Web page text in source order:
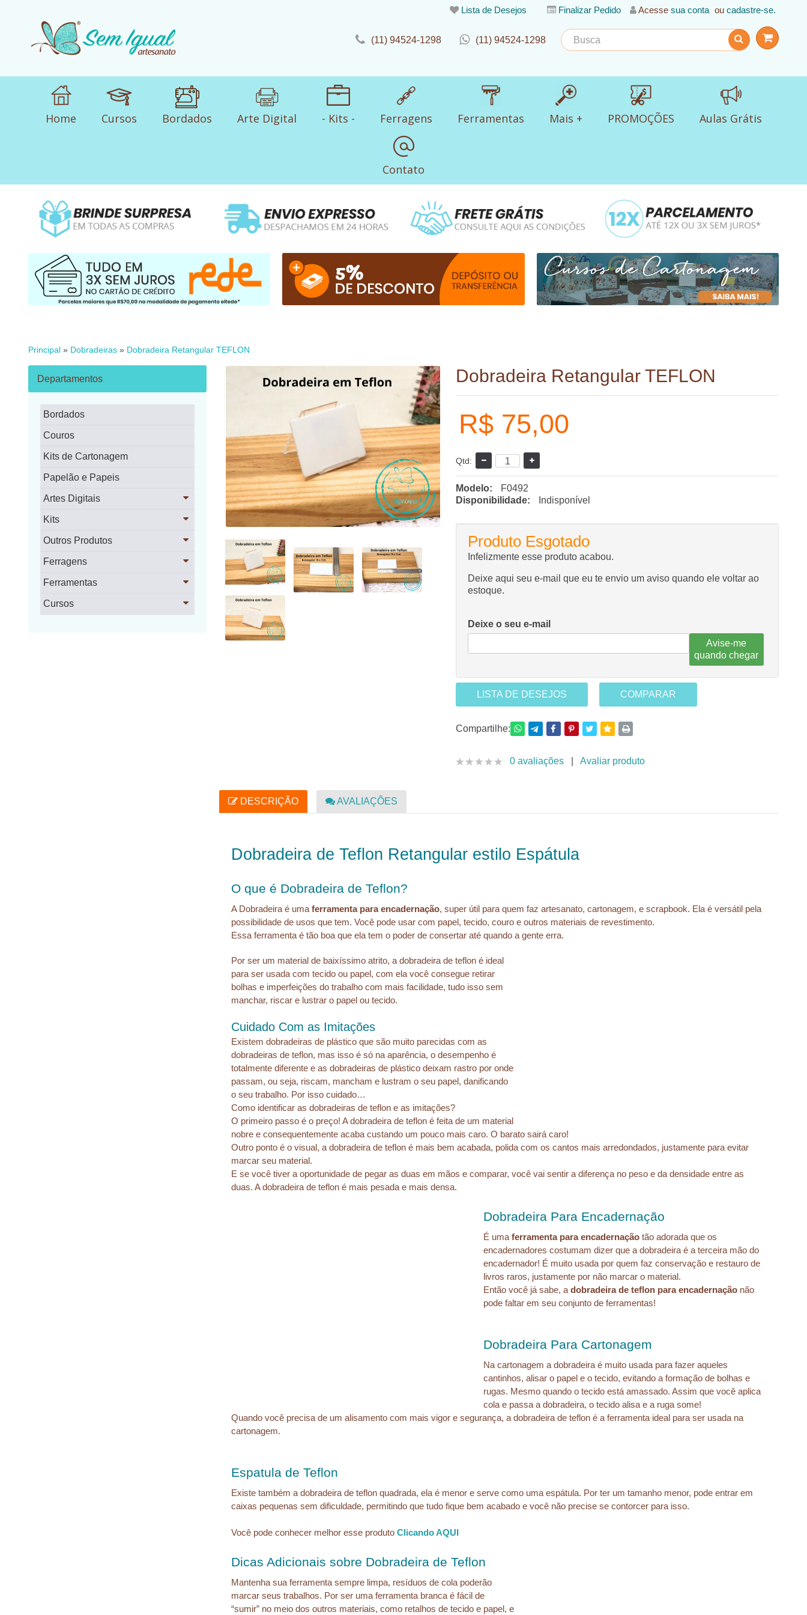
Lista de Desejos Finalizar Pedido Acesse sua conta ou cadastre-se.
(11) 94524-1298 (11) 94524-1298
Home Cursos Bordados Arte Digital - Kits - Ferragens Ferramentas Mais + PROMOÇÕES Aulas Grátis
Contato
Principal » Dobradeiras » Dobradeira Retangular TEFLON
Departamentos
Bordados
Couros
Kits de Cartonagem
Papelão e Papeis
Artes Digitais
Kits
Outros Produtos
Ferragens
Ferramentas
Cursos
Dobradeira Retangular TEFLON
R$ 75,00
Qtd:
Modelo:
F0492
Disponibilidade:
Indisponível
Produto Esgotado
Infelizmente esse produto acabou.
Deixe aqui seu e-mail que eu te envio um aviso quando ele voltar ao
estoque.
Deixe o seu e-mail
Avise-me
quando chegar
LISTA DE DESEJOS COMPARAR
Compartilhe:
0 avaliações |Avaliar produto
DESCRIÇÃO AVALIAÇÕES
Dobradeira de Teflon Retangular estilo Espátula
O que é Dobradeira de Teflon?
A Dobradeira é uma ferramenta para encadernação, super útil para quem faz artesanato, cartonagem, e scrapbook. Ela é versátil pela
possibilidade de usos que tem. Você pode usar com papel, tecido, couro e outros materiais de revestimento.
Essa ferramenta é tão boa que ela tem o poder de consertar até quando a gente erra.
Por ser um material de baixíssimo atrito, a dobradeira de teflon é ideal
para ser usada com tecido ou papel, com ela você consegue retirar
bolhas e imperfeições do trabalho com mais facilidade, tudo isso sem
manchar, riscar e lustrar o papel ou tecido.
Cuidado Com as Imitações
Existem dobradeiras de plástico que são muito parecidas com as
dobradeiras de teflon, mas isso é só na aparência, o desempenho é
totalmente diferente e as dobradeiras de plástico deixam rastro por onde
passam, ou seja, riscam, mancham e lustram o seu papel, danificando
o seu trabalho. Por isso cuidado…
Como identificar as dobradeiras de teflon e as imitações?
O primeiro passo é o preço! A dobradeira de teflon é feita de um material
nobre e consequentemente acaba custando um pouco mais caro. O barato sairá caro!
Outro ponto é o visual, a dobradeira de teflon é mais bem acabada, polida com os cantos mais arredondados, justamente para evitar
marcar seu material.
E se você tiver a oportunidade de pegar as duas em mãos e comparar, você vai sentir a diferença no peso e da densidade entre as
duas. A dobradeira de teflon é mais pesada e mais densa.
Dobradeira Para Encadernação
É uma ferramenta para encadernação tão adorada que os
encadernadores costumam dizer que a dobradeira é a terceira mão do
encadernador! É muito usada por quem faz conservação e restauro de
livros raros, justamente por não marcar o material.
Então você já sabe, a dobradeira de teflon para encadernação não
pode faltar em seu conjunto de ferramentas!
Dobradeira Para Cartonagem
Na cartonagem a dobradeira é muito usada para fazer aqueles
cantinhos, alisar o papel e o tecido, evitando a formação de bolhas e
rugas. Mesmo quando o tecido está amassado. Assim que você aplica
cola e passa a dobradeira, o tecido alisa e a ruga some!
Quando você precisa de um alisamento com mais vigor e segurança, a dobradeira de teflon é a ferramenta ideal para ser usada na
cartonagem.
Espatula de Teflon
Existe também a dobradeira de teflon quadrada, ela é menor e serve como uma espátula. Por ter um tamanho menor, pode entrar em
caixas pequenas sem dificuldade, permitindo que tudo fique bem acabado e você não precise se contorcer para isso.
Você pode conhecer melhor esse produto Clicando AQUI
Dicas Adicionais sobre Dobradeira de Teflon
Mantenha sua ferramenta sempre limpa, resíduos de cola poderão
marcar seus trabalhos. Por ser uma ferramenta branca é fácil de
“sumir” no meio dos outros materiais, como retalhos de tecido e papel, e